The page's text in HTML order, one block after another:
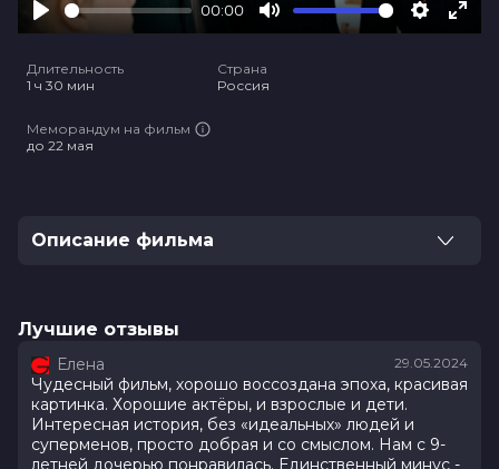
Play
00:00
Mute Settings
Длительность
1 ч 30 мин
Страна
Россия
Меморандум на фильм
до 22 мая
Описание фильма
Обыденное течение его жизни меняется, когда в
Вместе им предстоит повзрослеть и узнать, чего
стоит настоящая дружба.
Оценка 7.3/ 10 (15 513 голоса)
Лучшие отзывы
Елена 29.05.2024
Чудесный фильм, хорошо воссоздана эпоха, красивая
картинка. Хорошие актёры, и взрослые и дети.
Интересная история, без «идеальных» людей и
суперменов, просто добрая и со смыслом. Нам с 9-
летней дочерью понравилась. Единственный минус -